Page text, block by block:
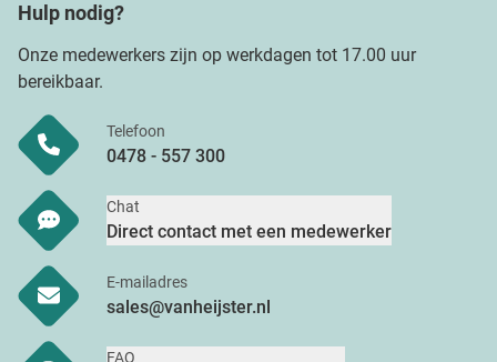
Hulp nodig?
Onze medewerkers zijn op werkdagen tot 17.00 uur
bereikbaar.
Telefoon
0478 - 557 300
Chat
Direct contact met een medewerker
E-mailadres
sales@vanheijster.nl
FAQ